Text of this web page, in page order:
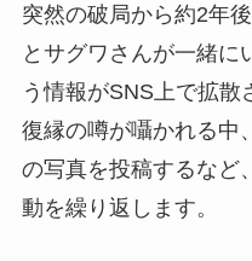
突然の破局から約2年
とサグワさんが一緒に
う情報がSNS上で拡散
復縁の噂が囁かれる中
の写真を投稿するなど
動を繰り返します。